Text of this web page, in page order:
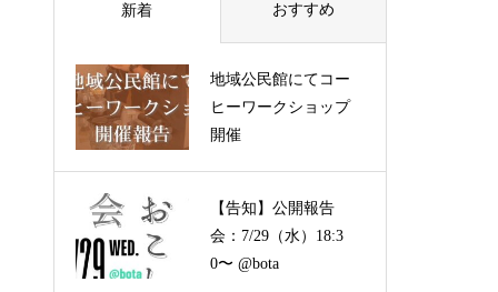
新着 おすすめ
地域公民館にてコー
ヒーワークショップ
開催
【告知】公開報告
会：7/29（水）18:3
0〜 @bota